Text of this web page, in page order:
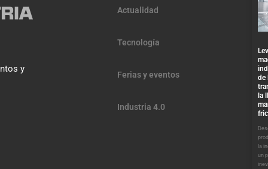
y
Actualidad
Tecnología
Ferias y eventos
Industria 4.0
de
la
la
un